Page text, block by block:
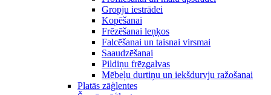
Gropju iestrādei
Kopēšanai
Frēzēšanai leņķos
Falcēšanai un taisnai virsmai
Saaudzēšanai
Pildiņu frēzgalvas
Mēbeļu durtiņu un iekšdurvju ražošanai
Platās zāģlentes